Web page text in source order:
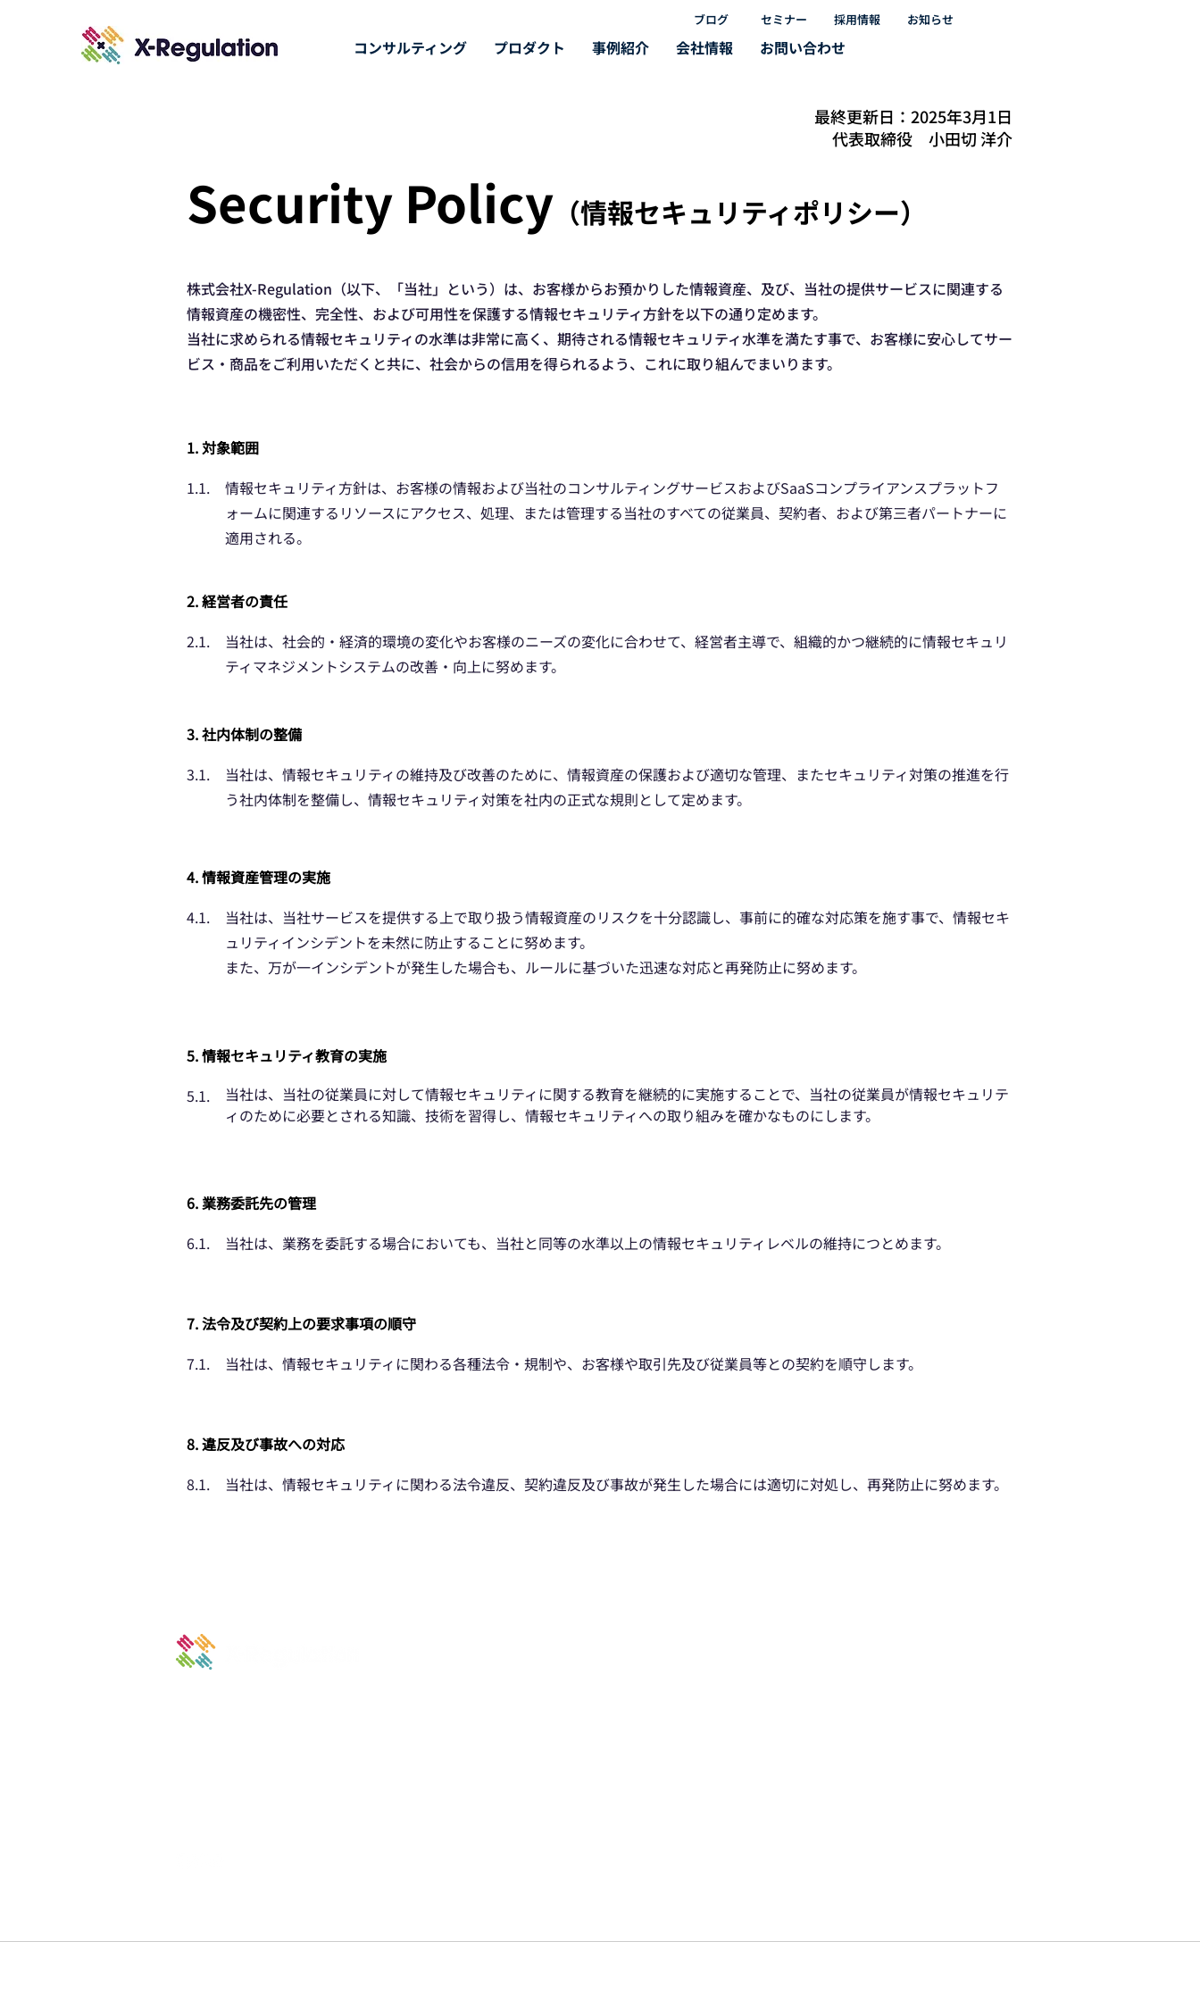
ブログ セミナー 採用情報 お知らせ
コンサルティング プロダクト 事例紹介 会社情報 お問い合わせ
最終更新日：2025年3月1日
​代表取締役 小田切 洋介
Security Policy （情報セキュリティポリシー）
株式会社X-Regulation（以下、「当社」という）は、お客様からお預かりした情報資産、及び、当社の提供サービスに関連する
情報資産の機密性、完全性、および可用性を保護する情報セキュリティ方針を以下の通り定めます。
当社に求められる情報セキュリティの水準は非常に高く、期待される情報セキュリティ水準を満たす事で、お客様に安心してサー
ビス・商品をご利用いただくと共に、社会からの信用を得られるよう、これに取り組んでまいります。
1. 対象範囲
1.1.
情報セキュリティ方針は、お客様の情報および当社のコンサルティングサービスおよびSaaSコンプライアンスプラットフ
ォームに関連するリソースにアクセス、処理、または管理する当社のすべての従業員、契約者、および第三者パートナーに
適用される。
2. 経営者の責任
2.1.
当社は、社会的・経済的環境の変化やお客様のニーズの変化に合わせて、経営者主導で、組織的かつ継続的に情報セキュリ
ティマネジメントシステムの改善・向上に努めます。
3. 社内体制の整備
3.1.
当社は、情報セキュリティの維持及び改善のために、情報資産の保護および適切な管理、またセキュリティ対策の推進を行
う社内体制を整備し、情報セキュリティ対策を社内の正式な規則として定めます。
4. 情報資産管理の実施
4.1.
当社は、当社サービスを提供する上で取り扱う情報資産のリスクを十分認識し、事前に的確な対応策を施す事で、情報セキ
ュリティインシデントを未然に防止することに努めます。
また、万が一インシデントが発生した場合も、ルールに基づいた迅速な対応と再発防止に努めます。
5. 情報セキュリティ教育の実施
5.1.
当社は、当社の従業員に対して情報セキュリティに関する教育を継続的に実施することで、当社の従業員が情報セキュリテ
ィのために必要とされる知識、技術を習得し、情報セキュリティへの取り組みを確かなものにします。
6. 業務委託先の管理
6.1.
当社は、業務を委託する場合においても、当社と同等の水準以上の情報セキュリティレベルの維持につとめます。
7. 法令及び契約上の要求事項の順守
7.1.
当社は、情報セキュリティに関わる各種法令・規制や、お客様や取引先及び従業員等との契約を順守します。
8. 違反及び事故への対応
8.1. 当社は、情報セキュリティに関わる法令違反、契約違反及び事故が発生した場合には適切に対処し、再発防止に努めます。